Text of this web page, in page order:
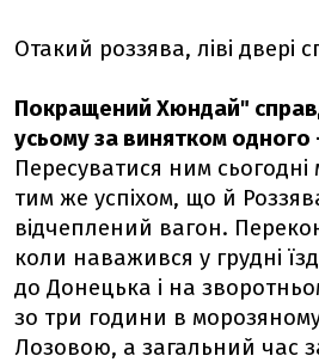
Отакий роззява, ліві двері
Покращений Хюндай"
усьому за винятком одного
Пересуватися ним
тим же успіхом, що й
відчеплений вагон.
коли наважився у грудні
до Донецька і на
зо три години в морозяному
Лозовою, а загальний час